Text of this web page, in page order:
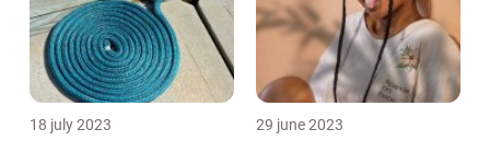
18 july 2023 29 june 2023